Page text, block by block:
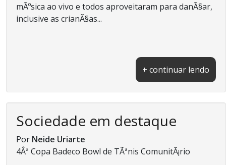
mÃºsica ao vivo e todos aproveitaram para danÃ§ar,
inclusive as crianÃ§as...
+ continuar lendo
Sociedade em destaque
Por Neide Uriarte
4Âª Copa Badeco Bowl de TÃªnis ComunitÃ¡rio